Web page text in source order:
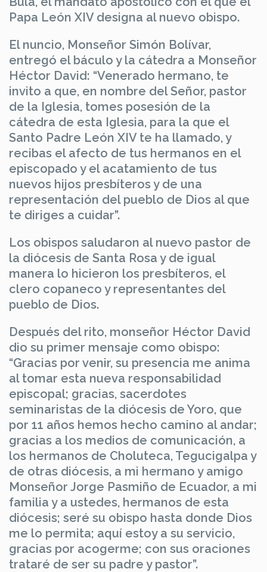
Papa León XIV designa al nuevo obispo.
El nuncio, Monseñor Simón Bolívar,
entregó el báculo y la cátedra a Monseñor
Héctor David: “Venerado hermano, te
invito a que, en nombre del Señor, pastor
de la Iglesia, tomes posesión de la
cátedra de esta Iglesia, para la que el
Santo Padre León XIV te ha llamado, y
recibas el afecto de tus hermanos en el
episcopado y el acatamiento de tus
nuevos hijos presbíteros y de una
representación del pueblo de Dios al que
te diriges a cuidar”.
Los obispos saludaron al nuevo pastor de
la diócesis de Santa Rosa y de igual
manera lo hicieron los presbíteros, el
clero copaneco y representantes del
pueblo de Dios.
Después del rito, monseñor Héctor David
dio su primer mensaje como obispo:
“Gracias por venir, su presencia me anima
al tomar esta nueva responsabilidad
episcopal; gracias, sacerdotes
seminaristas de la diócesis de Yoro, que
por 11 años hemos hecho camino al andar;
gracias a los medios de comunicación, a
los hermanos de Choluteca, Tegucigalpa y
de otras diócesis, a mi hermano y amigo
Monseñor Jorge Pasmiño de Ecuador, a mi
familia y a ustedes, hermanos de esta
diócesis; seré su obispo hasta donde Dios
me lo permita; aquí estoy a su servicio,
gracias por acogerme; con sus oraciones
trataré de ser su padre y pastor”.